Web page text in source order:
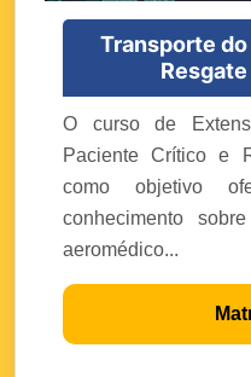
Transporte
O curso de
Paciente Crítico e
como objetivo
conhecimento
aeromédico...